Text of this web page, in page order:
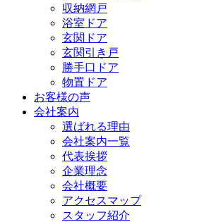
収納網戸
浴室ドア
玄関ドア
玄関引き戸
勝手口ドア
物置ドア
お客様の声
会社案内
選ばれる理由
会社案内一覧
代表挨拶
企業理念
会社概要
アクセスマップ
スタッフ紹介